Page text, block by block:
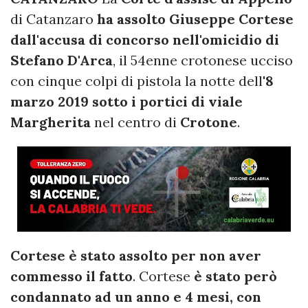
di Catanzaro ha assolto Giuseppe Cortese
dall'accusa di concorso nell'omicidio di
Stefano D'Arca, il 54enne crotonese ucciso
con cinque colpi di pistola la notte dell'8
marzo 2019 sotto i portici di viale
Margherita nel centro di Crotone.
Cortese è stato assolto per non aver
commesso il fatto. Cortese è stato però
condannato ad un anno e 4 mesi, con